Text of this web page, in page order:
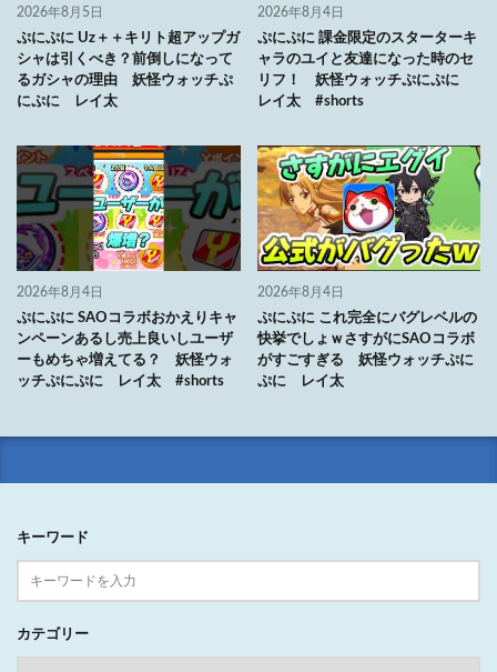
2026年8月5日
ぷにぷに Uz＋＋キリト超アップガ
シャは引くべき？前倒しになって
るガシャの理由 妖怪ウォッチぷ
にぷに レイ太
2026年8月4日
ぷにぷに 課金限定のスターターキ
ャラのユイと友達になった時のセ
リフ！ 妖怪ウォッチぷにぷに
レイ太 #shorts
2026年8月4日
ぷにぷに SAOコラボおかえりキャ
ンペーンあるし売上良いしユーザ
ーもめちゃ増えてる？ 妖怪ウォ
ッチぷにぷに レイ太 #shorts
2026年8月4日
ぷにぷに これ完全にバグレベルの
快挙でしょｗさすがにSAOコラボ
がすごすぎる 妖怪ウォッチぷに
ぷに レイ太
キーワード
カテゴリー